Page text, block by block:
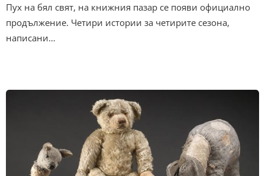
Пух на бял свят, на книжния пазар се появи официално
продължение. Четири истории за четирите сезона,
написани…